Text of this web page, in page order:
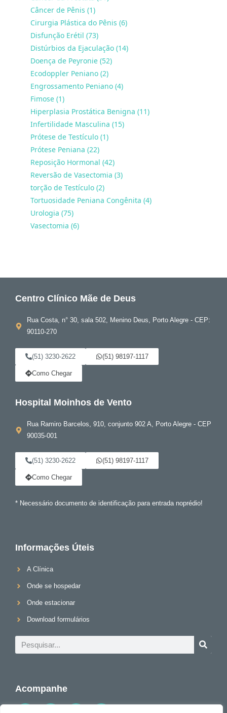
Câncer de Pênis (1)
Cirurgia Plástica do Pênis (6)
Disfunção Erétil (73)
Distúrbios da Ejaculação (14)
Doença de Peyronie (52)
Ecodoppler Peniano (2)
Engrossamento Peniano (4)
Fimose (1)
Hiperplasia Prostática Benigna (11)
Infertilidade Masculina (15)
Prótese de Testículo (1)
Prótese Peniana (22)
Reposição Hormonal (42)
Reversão de Vasectomia (3)
torção de Testículo (2)
Tortuosidade Peniana Congênita (4)
Urologia (75)
Vasectomia (6)
Centro Clínico Mãe de Deus
Rua Costa, n° 30, sala 502, Menino Deus, Porto Alegre - CEP:
90110-270
(51) 3230-2622 (51) 98197-1117
Como Chegar
Hospital Moinhos de Vento
Rua Ramiro Barcelos, 910, conjunto 902 A, Porto Alegre - CEP
90035-001
(51) 3230-2622 (51) 98197-1117
Como Chegar
* Necessário documento de identificação para entrada noprédio!
Informações Úteis
A Clínica
Onde se hospedar
Onde estacionar
Download formulários
Acompanhe